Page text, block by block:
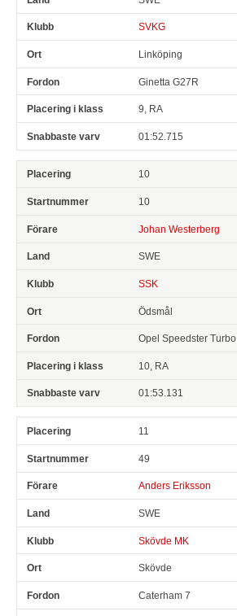
SVKG
Linköping
Ginetta G27R
9, RA
01:52.715
10
10
Johan Westerberg
SWE
SSK
Ödsmål
Opel Speedster Turbo
10, RA
01:53.131
11
49
Anders Eriksson
SWE
Skövde MK
Skövde
Caterham 7